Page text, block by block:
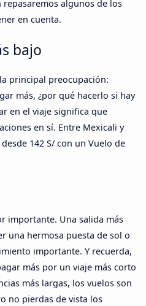
algunos de los
en cuenta.
bajo
principal preocupación:
más, ¿por qué hacerlo si hay
en el viaje significa que
en sí. Entre Mexicali y
142 S/ con un Vuelo de
importante. Una salida más
una hermosa puesta de sol o
importante. Y recuerda,
más por un viaje más corto
más largas, los vuelos son
no pierdas de vista los